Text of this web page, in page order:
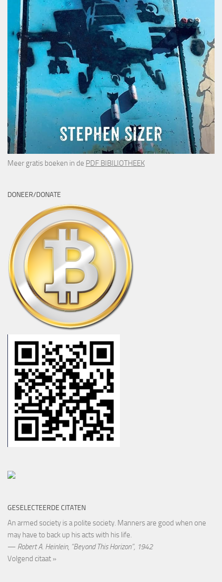
Meer gratis boeken in de PDF BIBILIOTHEEK
DONEER/DONATE
GESELECTEERDE CITATEN
An armed society is a polite society. Manners are good when one
may have to back up his acts with his life.
— Robert A. Heinlein, “Beyond This Horizon”, 1942
Volgend citaat »